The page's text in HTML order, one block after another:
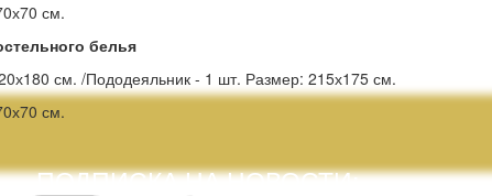
см.
белья
см. /Пододеяльник - 1 шт. Размер: 215х175 см.
см.
ПОДПИСКА НА НОВОСТИ: